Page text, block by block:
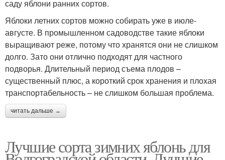
саду яблони ранних сортов.
Яблоки летних сортов можно собирать уже в июле-
августе. В промышленном садоводстве такие яблоки
выращивают реже, потому что хранятся они не слишком
долго. Зато они отлично подходят для частного
подворья. Длительный период съема плодов –
существенный плюс, а короткий срок хранения и плохая
транспортабельность – не слишком большая проблема.
читать дальше →
Лучшие сорта зимних яблонь для